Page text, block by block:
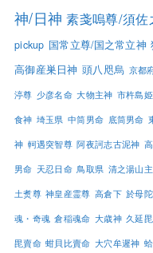
神/日神 素戔嗚尊/須佐
pickup 国常立尊/国之常立神
高御産巣日神 頭八咫烏 京都
渟尊 少彦名命 大物主神 市杵島
食神 埼玉県 中筒男命 底筒男命
神 軻遇突智尊 阿夜訶志古泥神
男命 天忍日命 鳥取県 清之湯山
土煑尊 神皇産霊尊 高倉下 於母
魂・奇魂 倉稲魂命 大歳神 久延
毘賣命 蚶貝比賣命 大穴牟遲神